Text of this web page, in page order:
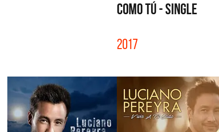
COMO TÚ - SINGLE
2017